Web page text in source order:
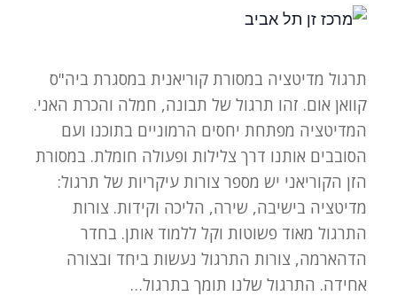
תרגול מדיטציה במסורת קוריאנית במסגרת ביה"ס
קוואן אום. זהו תרגול של תבונה, חמלה והכרת האני.
המדיטציה מפתחת יחסים הרמוניים בתוכנו ועם
הסובבים אותנו דרך צלילות ופעולה חומלת. במסורת
הזן הקוריאני יש מספר צורות עיקריות של תרגול:
מדיטציה בישיבה, שירה, הליכה וקידות. צורות
התרגול מאוד פשוטות וקל ללמוד אותן. בחדר
הדהארמה, צורות התרגול נעשות ביחד ובצורה
אחידה. התרגול שלנו תומך בתרגול…